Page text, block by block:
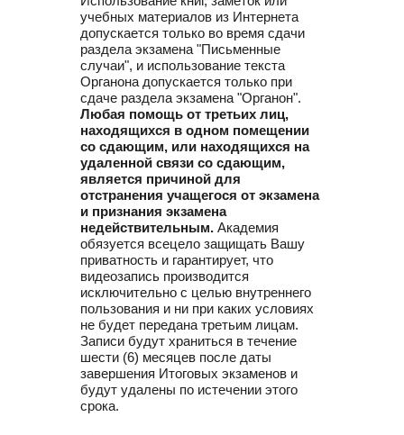
учебных материалов из Интернета
допускается только во время сдачи
раздела экзамена "Письменные
случаи", и использование текста
Органона допускается только при
сдаче раздела экзамена "Органон".
Любая помощь от третьих лиц,
находящихся в одном помещении
со сдающим, или находящихся на
удаленной связи со сдающим,
является причиной для
отстранения учащегося от экзамена
и признания экзамена
недействительным. Академия
обязуется всецело защищать Вашу
приватность и гарантирует, что
видеозапись производится
исключительно с целью внутреннего
пользования и ни при каких условиях
не будет передана третьим лицам.
Записи будут храниться в течение
шести (6) месяцев после даты
завершения Итоговых экзаменов и
будут удалены по истечении этого
срока.